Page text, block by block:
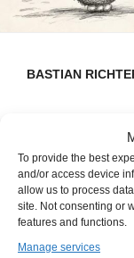
To provide the best
and/or access device
allow us to process
site. Not consenting or
features and functions.
Manage services
BASTIAN
ヨーロッパ各地
市やベルリン、
在オランダに拠
パン屋を創作の